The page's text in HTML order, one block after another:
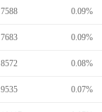
7588 0.09%
7683 0.09%
8572 0.08%
9535 0.07%